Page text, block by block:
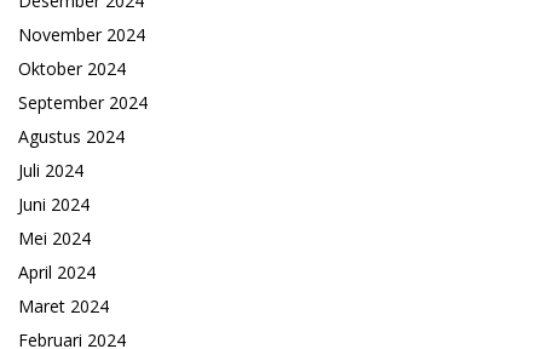
November 2024
Oktober 2024
September 2024
Agustus 2024
Juli 2024
Juni 2024
Mei 2024
April 2024
Maret 2024
Februari 2024